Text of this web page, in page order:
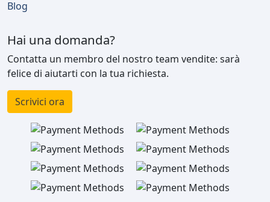
Blog
Hai una domanda?
Contatta un membro del nostro team vendite: sarà
felice di aiutarti con la tua richiesta.
Scrivici ora